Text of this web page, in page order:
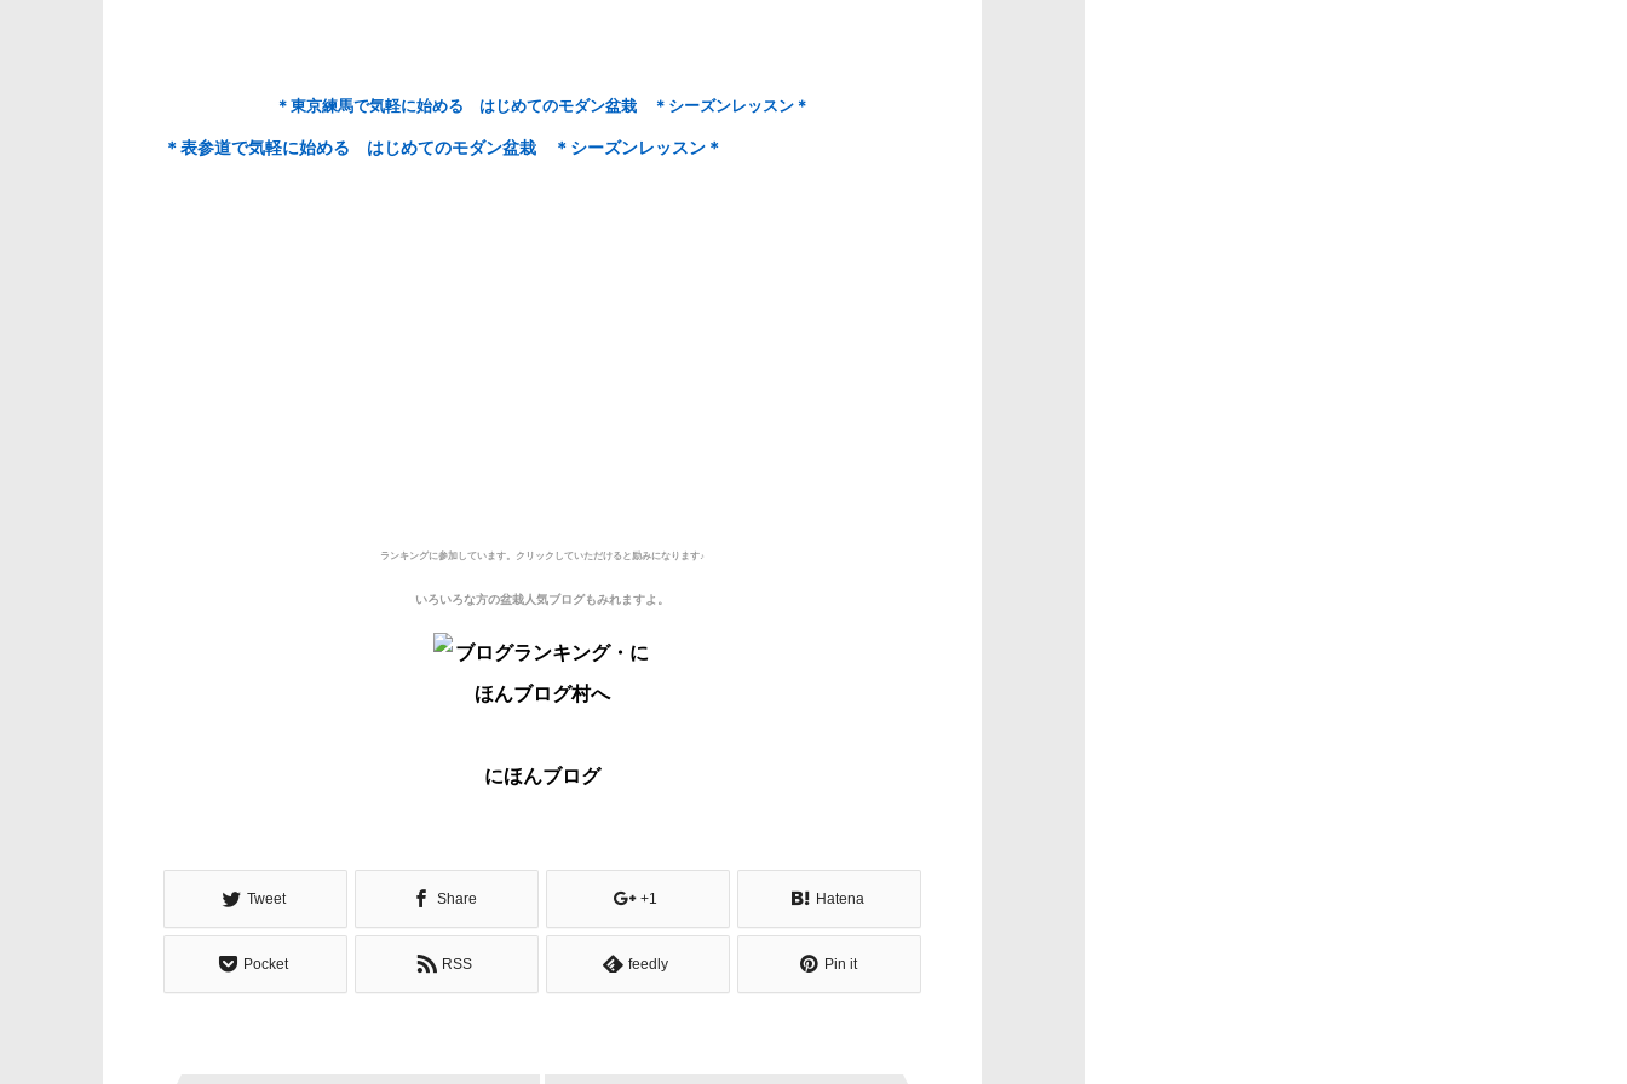
＊東京練馬で気軽に始める はじめてのモダン盆栽 ＊シーズンレッスン＊
＊表参道で気軽に始める はじめてのモダン盆栽 ＊シーズンレッスン＊
ランキングに参加しています。 クリックしていただけると励みになります♪
いろいろな方の盆栽人気ブログもみれますよ。
にほんブログ
Tweet Share +1 Hatena
Pocket RSS feedly Pin it